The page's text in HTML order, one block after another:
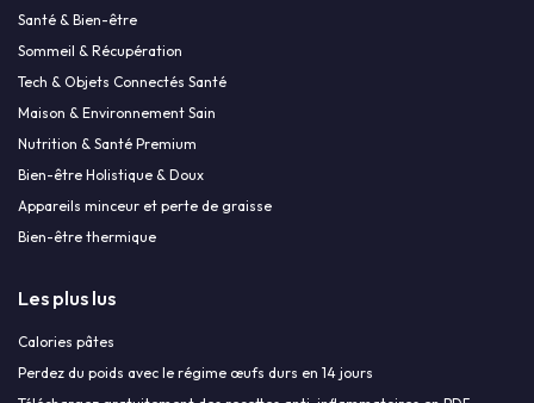
Santé & Bien-être
Sommeil & Récupération
Tech & Objets Connectés Santé
Maison & Environnement Sain
Nutrition & Santé Premium
Bien-être Holistique & Doux
Appareils minceur et perte de graisse
Bien-être thermique
Les plus lus
Calories pâtes
Perdez du poids avec le régime œufs durs en 14 jours